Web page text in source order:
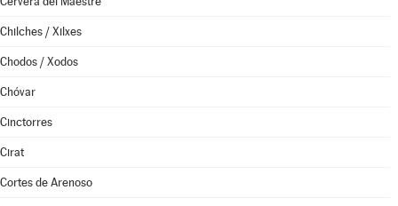
Chilches / Xilxes
Chodos / Xodos
Chóvar
Cinctorres
Cirat
Cortes de Arenoso